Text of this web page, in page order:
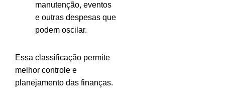
manutenção, eventos
e outras despesas que
podem oscilar.
Essa classificação permite
melhor controle e
planejamento das finanças.